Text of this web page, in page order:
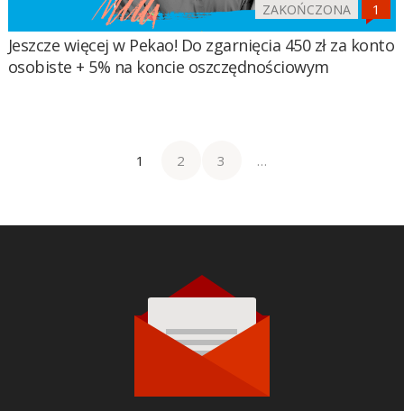
ZAKOŃCZONA
Jeszcze więcej w Pekao! Do zgarnięcia 450 zł za konto
osobiste + 5% na koncie oszczędnościowym
1 2 3 …